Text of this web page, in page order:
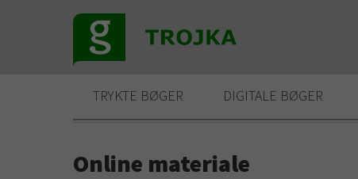
TRYKTE BØGER DIGITALE BØGER
Online materiale